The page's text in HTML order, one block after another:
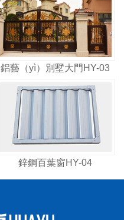
鋁藝（yì）別墅大門HY-03
鋅鋼百葉窗HY-04